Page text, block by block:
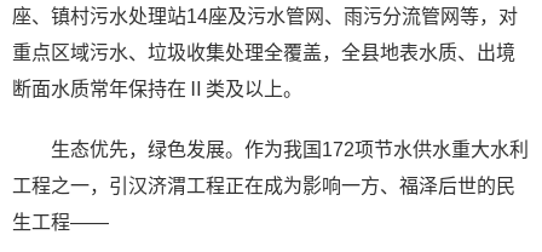
座、镇村污水处理站14座及污水管网、雨污分流管网等，对
重点区域污水、垃圾收集处理全覆盖，全县地表水质、出境
断面水质常年保持在Ⅱ类及以上。
生态优先，绿色发展。作为我国172项节水供水重大水利
工程之一，引汉济渭工程正在成为影响一方、福泽后世的民
生工程——